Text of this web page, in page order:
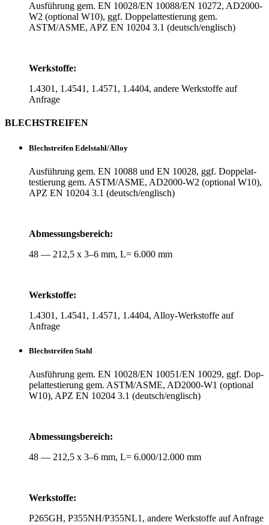
Aus­füh­rung gem. EN 10028/EN 10088/EN 10272, AD2000-
W2 (optional W10), ggf. Dop­pel­at­tes­tie­rung gem.
ASTM/ASME, APZ EN 10204 3.1 (deutsch/englisch)
Werk­stoffe:
1.4301, 1.4541, 1.4571, 1.4404, andere Werk­stoffe auf
Anfrage
BLECH­STREIFEN
Blech­streifen Edelstahl/Alloy
Aus­füh­rung gem. EN 10088 und EN 10028, ggf. Dop­pel­at­
tes­tie­rung gem. ASTM/ASME, AD2000-W2 (optional W10),
APZ EN 10204 3.1 (deutsch/englisch)
Abmes­sungs­be­reich:
48 — 212,5 x 3–6 mm, L= 6.000 mm
Werk­stoffe:
1.4301, 1.4541, 1.4571, 1.4404, Alloy-Werk­stoffe auf
Anfrage
Blech­streifen Stahl
Aus­füh­rung gem. EN 10028/EN 10051/EN 10029, ggf. Dop­
pel­at­tes­tie­rung gem. ASTM/ASME, AD2000-W1 (optional
W10), APZ EN 10204 3.1 (deutsch/englisch)
Abmes­sungs­be­reich:
48 — 212,5 x 3–6 mm, L= 6.000/12.000 mm
Werk­stoffe:
P265GH, P355NH/P355NL1, andere Werk­stoffe auf Anfrage